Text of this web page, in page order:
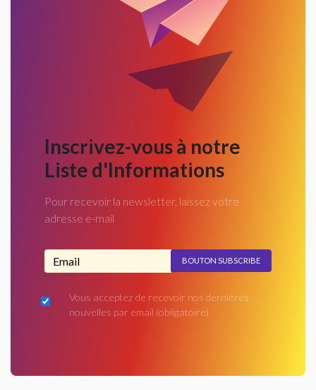
Inscrivez-vous à notre
Liste d'Informations
Pour recevoir la newsletter, laissez votre
adresse e-mail
Adresse email...
Vous acceptez de recevoir nos dernières
nouvelles par email (obligatoire)